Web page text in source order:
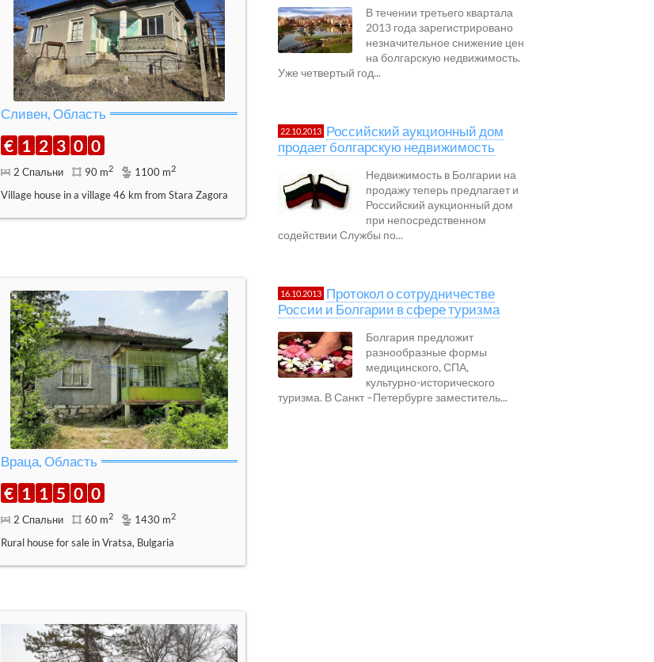
Сливен, Область
€ 1 2 3 0 0
2 Спальни 90 m2 1100 m2
Village house in a village 46 km from Stara Zagora
Враца, Область
€ 1 1 5 0 0
2 Спальни 60 m2 1430 m2
Rural house for sale in Vratsa, Bulgaria
В течении третьего квартала
2013 года зарегистрировано
незначительное снижение цен
на болгарскую недвижимость.
Уже четвертый год...
22.10.2013 Российский аукционный дом
продает болгарскую недвижимость
Недвижимость в Болгарии на
продажу теперь предлагает и
Российский аукционный дом
при непосредственном
содействии Службы по...
16.10.2013 Протокол о сотрудничестве
России и Болгарии в сфере туризма
Болгария предложит
разнообразные формы
медицинского, СПА,
культурно-исторического
туризма. В Санкт –Петербурге заместитель...